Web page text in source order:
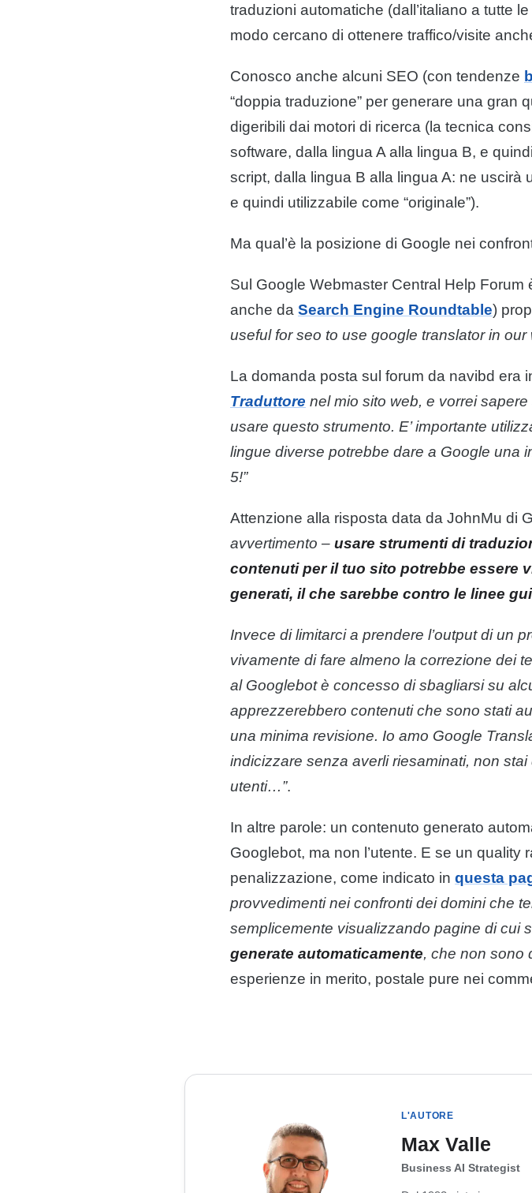
traduzioni automatiche (dall’italiano a tutte
modo cercano di ottenere traffico/visite
Conosco anche alcuni SEO (con tendenze
“doppia traduzione” per generare una gran
digeribili dai motori di ricerca (la tecnica
software, dalla lingua A alla lingua B, e
script, dalla lingua B alla lingua A: ne uscirà
e quindi utilizzabile come “originale”).
Ma qual’è la posizione di Google nei
Sul Google Webmaster Central Help Forum
anche da Search Engine Roundtable)
useful for seo to use google translator in our
La domanda posta sul forum da navibd era
Traduttore nel mio sito web, e vorrei
usare questo strumento. E’ importante
lingue diverse potrebbe dare a Google una
5!”
Attenzione alla risposta data da JohnMu di
avvertimento – usare strumenti di
contenutiper il tuo sito potrebbe essere
generati, il che sarebbe contro le linee
Invece di limitarci a prendere l’output di un
vivamente di fare almeno la correzione dei
al Googlebot è concesso di sbagliarsi su
apprezzerebbero contenutiche sono stati
una minima revisione. Io amo Google
indicizzare senza averli riesaminati, non
utenti…”.
In altre parole: un contenuto generato
Googlebot, ma non l’utente. E se un
penalizzazione, come indicato in questa
provvedimenti nei confronti dei domini che
semplicemente visualizzando pagine di cui
generate automaticamente, che non sono
esperienze in merito, postale pure nei
L'AUTORE
Max Valle
Business AI Strategist